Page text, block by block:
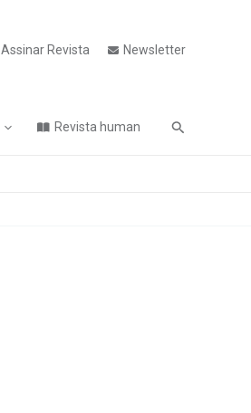
Assinar Revista Newsletter
Revista human Pesquisa